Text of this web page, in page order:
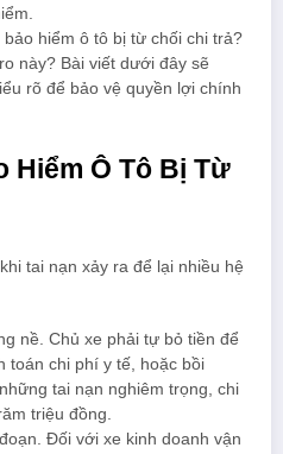
hiểm ô tô bị từ chối chi trả?
này? Bài viết dưới đây sẽ
rõ để bảo vệ quyền lợi chính
Hiểm Ô Tô Bị Từ
tai nạn xảy ra để lại nhiều hệ
nề. Chủ xe phải tự bỏ tiền để
toán chi phí y tế, hoặc bồi
tai nạn nghiêm trọng, chi
triệu đồng.
Đối với xe kinh doanh vận